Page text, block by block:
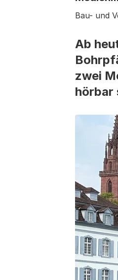
Bau- und
Ab
zwei
hörbar